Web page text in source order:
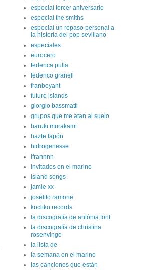
especial tercer aniversario
especial the smiths
especial un repaso personal a
la historia del pop sevillano
especiales
eurocero
federica pulla
federico granell
franboyant
future islands
giorgio bassmatti
grupos que me atan al suelo
haruki murakami
hazte lapón
hidrogenesse
ifrannnn
invitados en el marino
island songs
jamie xx
joselito ramone
kocliko records
la discografía de antònia font
la discografía de christina
rosenvinge
la lista de
la semana en el marino
las canciones que están